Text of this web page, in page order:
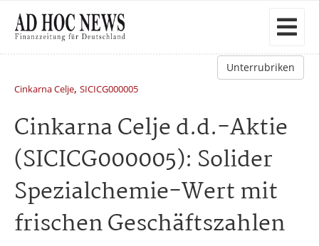
Unterrubriken
Cinkarna Celje, SICICG000005
Cinkarna Celje d.d.-Aktie
(SICICG000005): Solider
Spezialchemie-Wert mit
frischen Geschäftszahlen